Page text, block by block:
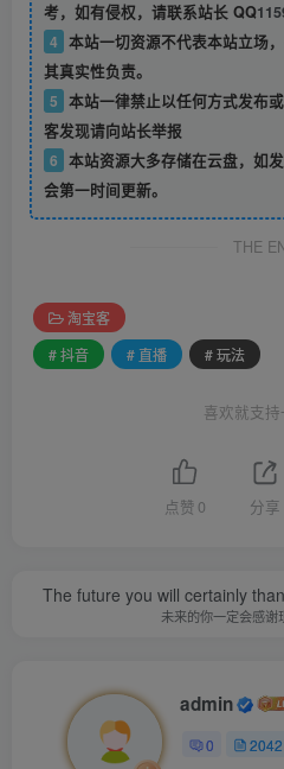
考，如有侵权，请联系站长 QQ
4 本站一切资源不代表本站立场
其真实性负责。
5 本站一律禁止以任何方式发布
客发现请向站长举报
6 本站资源大多存储在云盘，如
会第一时间更新。
THE
淘宝客
# 抖音
# 直播 # 玩法
喜欢就支
点赞 0 分享
The future you will certainly
未来的你一定会感谢
admin
0 2042